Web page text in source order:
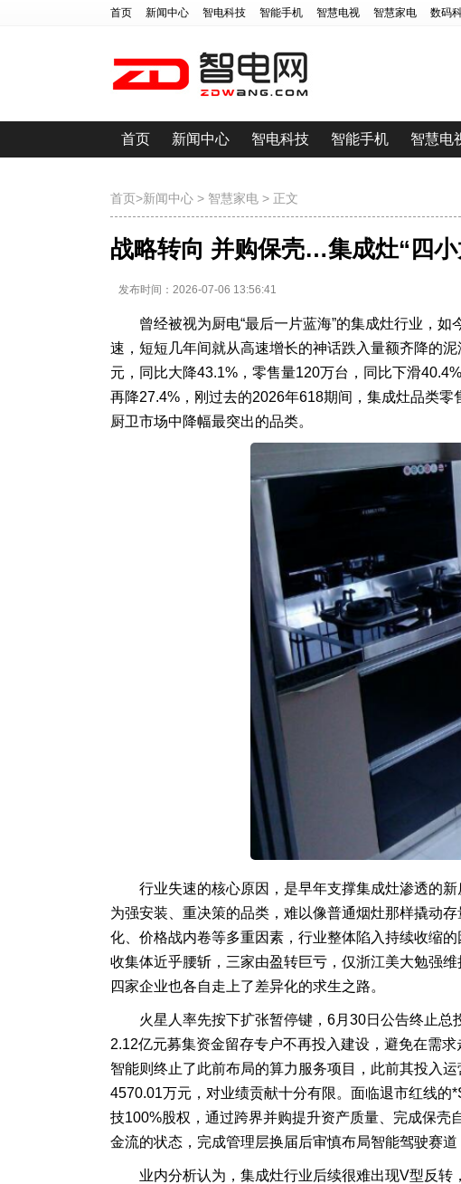
首页 新闻中心 智电科技 智能手机 智慧电视 智慧家电 数码
首页 新闻中心 智电科技 智能手机 智慧电
首页>新闻中心 > 智慧家电 > 正文
战略转向 并购保壳…集成灶“四
发布时间：2026-07-06 13:56:41
曾经被视为厨电“最后一片蓝海”的集成灶行业，
速，短短几年间就从高速增长的神话跌入量额齐降的
元，同比大降43.1%，零售量120万台，同比下滑
再降27.4%，刚过去的2026年618期间，集成灶品类
厨卫市场中降幅最突出的品类。
行业失速的核心原因，是早年支撑集成灶渗透的
为强安装、重决策的品类，难以像普通烟灶那样撬动
化、价格战内卷等多重因素，行业整体陷入持续收缩
收集体近乎腰斩，三家由盈转巨亏，仅浙江美大勉强
四家企业也各自走上了差异化的求生之路。
火星人率先按下扩张暂停键，6月30日公告终止
2.12亿元募集资金留存专户不再投入建设，避免在需
智能则终止了此前布局的算力服务项目，此前其投入
4570.01万元，对业绩贡献十分有限。面临退市红线
技100%股权，通过跨界并购提升资产质量、完成保
金流的状态，完成管理层换届后审慎布局智能驾驶赛道
业内分析认为，集成灶行业后续很难出现V型反